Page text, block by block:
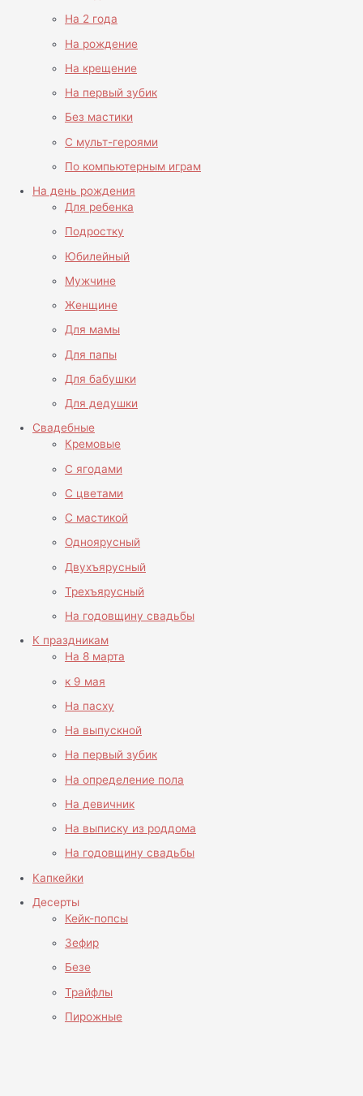
На 2 года
На рождение
На крещение
На первый зубик
Без мастики
С мульт-героями
По компьютерным играм
На день рождения
Для ребенка
Подростку
Юбилейный
Мужчине
Женщине
Для мамы
Для папы
Для бабушки
Для дедушки
Свадебные
Кремовые
С ягодами
С цветами
С мастикой
Одноярусный
Двухъярусный
Трехъярусный
На годовщину свадьбы
К праздникам
На 8 марта
к 9 мая
На пасху
На выпускной
На первый зубик
На определение пола
На девичник
На выписку из роддома
На годовщину свадьбы
Капкейки
Десерты
Кейк-попсы
Зефир
Безе
Трайфлы
Пирожные